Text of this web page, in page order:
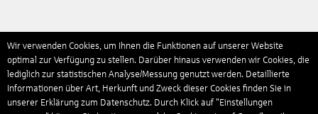
Wir verwenden Cookies, um Ihnen die Funktionen auf unserer Website
optimal zur Verfügung zu stellen. Darüber hinaus verwenden wir Cookies, die
lediglich zur statistischen Analyse/Messung genutzt werden. Detaillierte
Informationen über Art, Herkunft und Zweck dieser Cookies finden Sie in
unserer Erklärung zum Datenschutz. Durch Klick auf "Einstellungen